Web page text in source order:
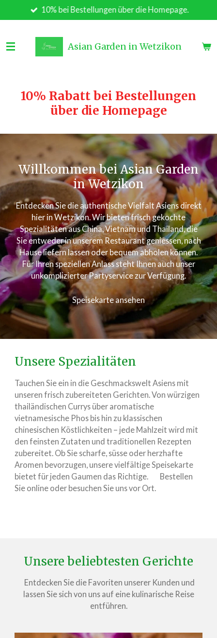
Hauptinhalt
10% bei Bestellungen über die Homepage.
Asian Garden in Wetzikon
10% Rabatt bei Bestellungen
über die Homepage
Willkommen bei Asian Garden
in Wetzikon
Entdecken Sie die authentische Vielfalt Asiens direkt
hier in Wetzikon. Wir bieten frisch gekochte
Spezialitäten aus China, Vietnam und Thailand, die
Sie entweder in unserem Restaurant geniessen, nach
Hause liefern lassen oder bequem abholen können.
Für Ihren speziellen Anlass steht Ihnen auch unser
unkomplizierter Partyservice zur Verfügung.
Speisekarte ansehen
Unsere Spezialitäten
Tauchen Sie ein in die Geschmackswelt Asiens mit
unseren frisch zubereiteten Gerichten. Von würzigen
thailändischen Currys über aromatische
vietnamesische Phos bis hin zu klassischen
chinesischen Köstlichkeiten – jede Mahlzeit wird mit
den feinsten Zutaten und traditionellen Rezepten
zubereitet. Ob Sie scharfe, süsse oder herzhafte
Aromen bevorzugen, unsere vielfältige Speisekarte
bietet für jeden Gaumen das Richtige. Bestellen
Sie online oder besuchen Sie uns vor Ort.
Unsere beliebtesten Gerichte
Entdecken Sie die Favoriten unserer Kunden und
lassen Sie sich von uns auf eine kulinarische Reise
entführen.